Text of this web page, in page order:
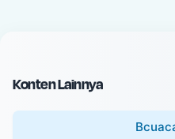
c
e
Konten Lainnya